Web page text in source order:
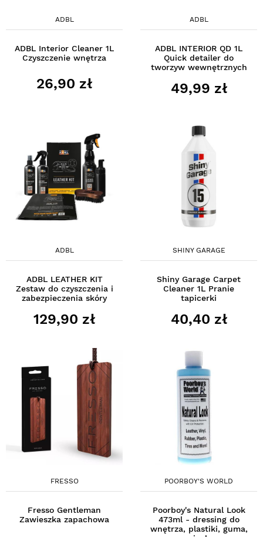
ADBL
ADBL Interior Cleaner 1L
Czyszczenie wnętrza
26,90 zł
ADBL
ADBL INTERIOR QD 1L
Quick detailer do
tworzyw wewnętrznych
49,99 zł
ADBL
ADBL LEATHER KIT
Zestaw do czyszczenia i
zabezpieczenia skóry
129,90 zł
SHINY GARAGE
Shiny Garage Carpet
Cleaner 1L Pranie
tapicerki
40,40 zł
FRESSO
Fresso Gentleman
Zawieszka zapachowa
POORBOY'S WORLD
Poorboy's Natural Look
473ml - dressing do
wnętrza, plastiki, guma,